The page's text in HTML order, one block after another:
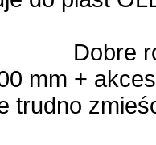
Dobre
mm +
trudno